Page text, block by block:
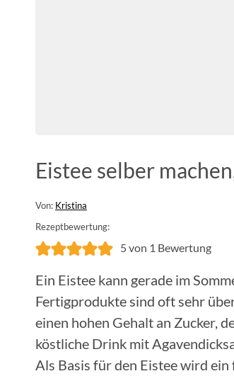
Eistee selber
Von: Kristina
Rezeptbewertung:
5von 1 Bewertung
Ein Eistee kann gerade im
Fertigprodukte sind oft sehr
einen hohen Gehalt an Zucker,
köstliche Drink mit
Als Basis für den Eistee wird